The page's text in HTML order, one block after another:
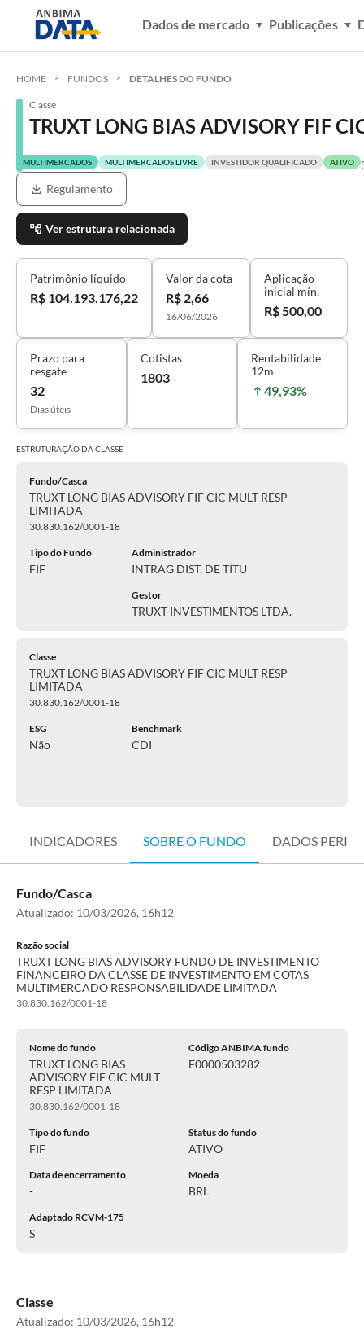
Dados de mercado Publicações
HOME FUNDOS DETALHES DO FUNDO
Classe
TRUXT LONG BIAS ADVISORY FIF
MULTIMERCADOS MULTIMERCADOS LIVRE INVESTIDOR QUALIFICADO ATIVO
Regulamento
Ver estrutura relacionada
Patrimônio líquido
R$ 104.193.176,22
Valor da cota
R$ 2,66
16/06/2026
Aplicação
inicial mín.
R$ 500,00
Prazo para
resgate
32
Dias úteis
Cotistas
1803
Rentabilidade
12m
49,93%
ESTRUTURAÇÃO DACLASSE
Fundo/Casca
TRUXT LONG BIAS ADVISORY FIF CIC MULT RESP
LIMITADA
30.830.162/0001-18
Tipo do Fundo
FIF
Administrador
INTRAG DIST. DE TÍTU
Gestor
TRUXT INVESTIMENTOS LTDA.
Classe
TRUXT LONG BIAS ADVISORY FIF CIC MULT RESP
LIMITADA
30.830.162/0001-18
ESG
Não
Benchmark
CDI
INDICADORES SOBRE O FUNDO DADOS
Fundo/Casca
Atualizado: 10/03/2026, 16h12
Razão social
TRUXT LONG BIAS ADVISORY FUNDO DE INVESTIMENTO
FINANCEIRO DA CLASSE DE INVESTIMENTO EM COTAS
MULTIMERCADO RESPONSABILIDADE LIMITADA
30.830.162/0001-18
Nome do fundo
TRUXT LONG BIAS
ADVISORY FIF CIC MULT
RESP LIMITADA
30.830.162/0001-18
Código ANBIMA fundo
F0000503282
Tipo do fundo
FIF
Status do fundo
ATIVO
Data de encerramento
-
Moeda
BRL
Adaptado RCVM-175
S
Classe
Atualizado: 10/03/2026, 16h12